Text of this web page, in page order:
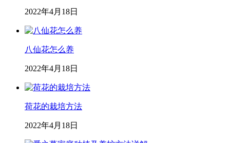
2022年4月18日
八仙花怎么养
2022年4月18日
荷花的栽培方法
2022年4月18日